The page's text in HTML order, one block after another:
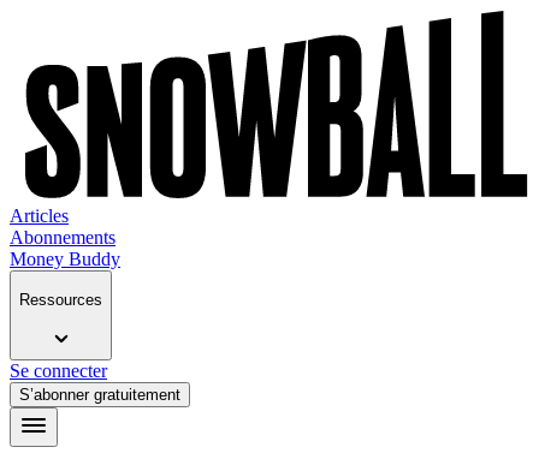
Articles
Abonnements
Money Buddy
Ressources
Se connecter
S’abonner gratuitement